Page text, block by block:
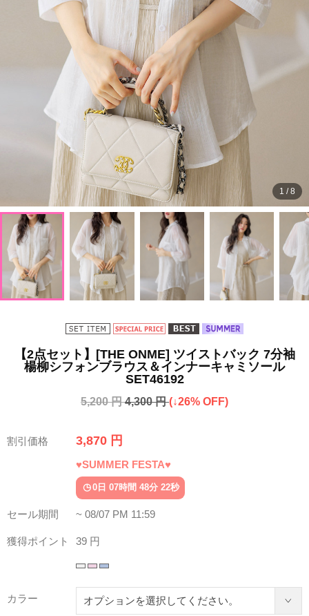
1 /8
【2点セット】[THE ONME] ツイストバック 7分袖
楊柳シフォンブラウス＆インナーキャミソール
SET46192
5,200 円4,300 円(↓26% OFF)
割引価格 3,870 円
♥SUMMER FESTA♥
0日 07時間 48分 18秒
セール期間 ~ 08/07 PM 11:59
獲得ポイント 39 円
カラー